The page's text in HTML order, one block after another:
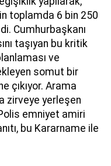
toplamda 6 bin 250
Cumhurbaşkanı
taşıyan bu kritik
ve
somut bir
çıkıyor. Arama
zirveye yerleşen
emniyet amiri
bu Kararname ile